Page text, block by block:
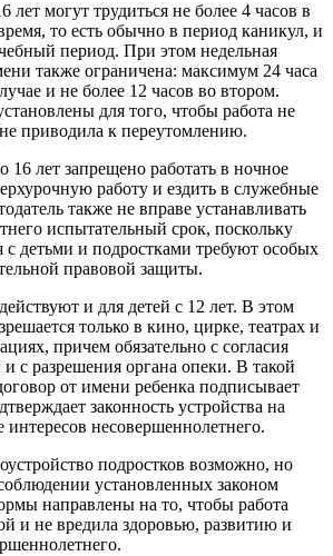
могут трудиться не более 4 часов в
то есть обычно в период каникул, и
период. При этом недельная
также ограничена: максимум 24 часа
и не более 12 часов во втором.
для того, чтобы работа не
приводила к переутомлению.
16 лет запрещено работать в ночное
работу и ездить в служебные
также не вправе устанавливать
испытательный срок, поскольку
детьми и подростками требуют особых
правовой защиты.
и для детей с 12 лет. В этом
только в кино, цирке, театрах и
причем обязательно с согласия
с разрешения органа опеки. В такой
от имени ребенка подписывает
законность устройства на
интересов несовершеннолетнего.
подростков возможно, но
установленных законом
направлены на то, чтобы работа
и не вредила здоровью, развитию и